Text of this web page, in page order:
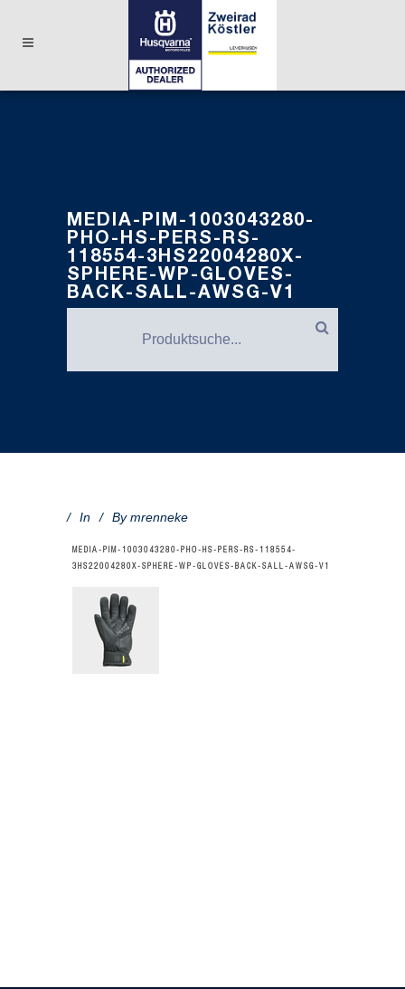
MEDIA-PIM-1003043280-
PHO-HS-PERS-RS-
118554-3HS22004280X-
SPHERE-WP-GLOVES-
BACK-SALL-AWSG-V1
In By mrenneke
MEDIA-PIM-1003043280-PHO-HS-PERS-RS-118554-
3HS22004280X-SPHERE-WP-GLOVES-BACK-SALL-AWSG-V1